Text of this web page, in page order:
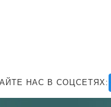
НАС В СОЦСЕТЯХ: